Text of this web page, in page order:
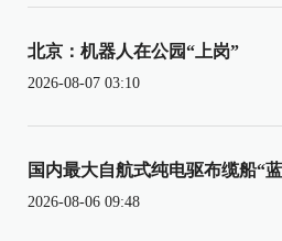
北京：机器人在公园“上岗”
2026-08-07 03:10
国内最大自航式纯电驱布缆船“
2026-08-06 09:48